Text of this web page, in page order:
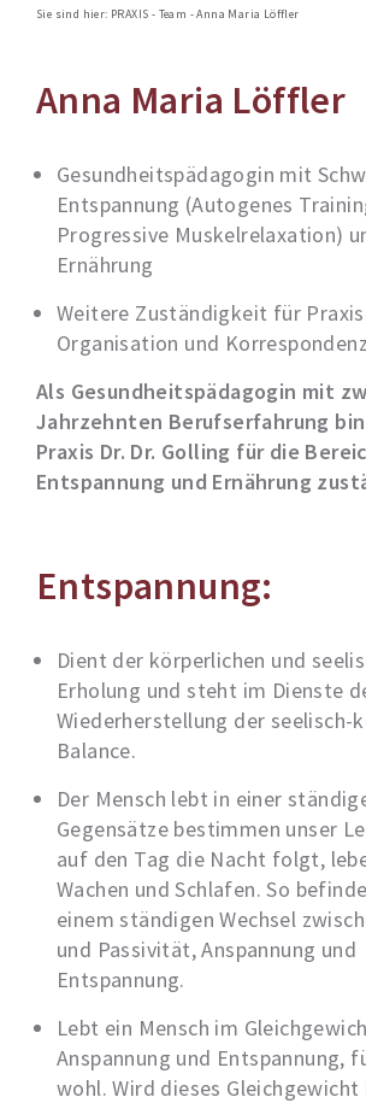
Sie sind hier: PRAXIS - Team -Anna Maria Löffler
Anna Maria Löffler
Gesundheitspädagogin mit
Entspannung (Autogenes
Progressive Muskelrelaxation)
Ernährung
Weitere Zuständigkeit für
Organisation und Korrespondenz
Als Gesundheitspädagogin mit
Jahrzehnten Berufserfahrung
Praxis Dr. Dr. Golling für die
Entspannung und Ernährung
Entspannung:
Dient der körperlichen und
Erholung und steht im Dienste
Wiederherstellung der seelisch-
Balance.
Der Mensch lebt in einer
Gegensätze bestimmen unser
auf den Tag die Nacht folgt,
Wachen und Schlafen. So
einem ständigen Wechsel
und Passivität, Anspannung und
Entspannung.
Lebt ein Mensch im
Anspannung und Entspannung,
wohl. Wird dieses